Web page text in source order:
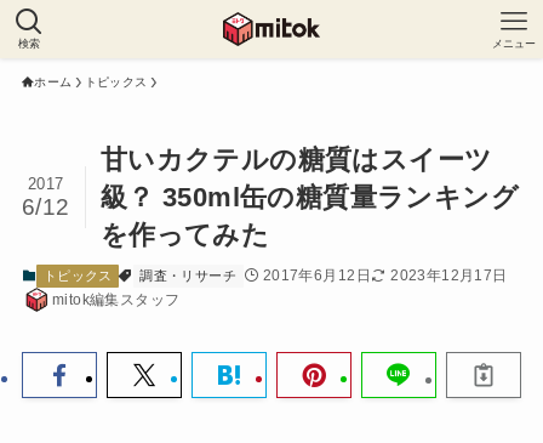
検索 メニュー
ホーム トピックス
甘いカクテルの糖質はスイーツ
級？ 350ml缶の糖質量ランキング
を作ってみた
2017
6/12
トピックス 調査・リサーチ 2017年6月12日
2023年12月17日
mitok編集スタッフ